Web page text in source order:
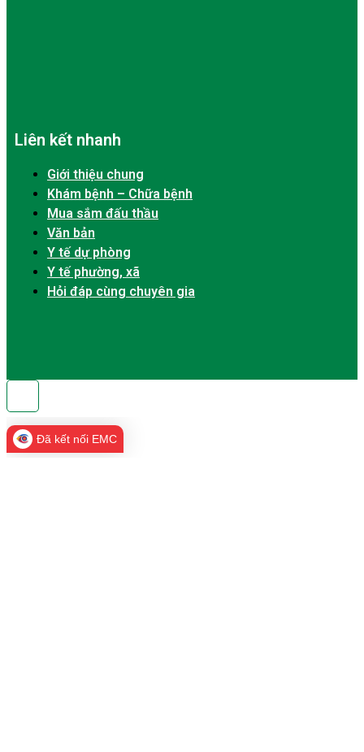
Liên kết nhanh
Giới thiệu chung
Khám bệnh – Chữa bệnh
Mua sắm đấu thầu
Văn bản
Y tế dự phòng
Y tế phường, xã
Hỏi đáp cùng chuyên gia
Đã kết nối EMC